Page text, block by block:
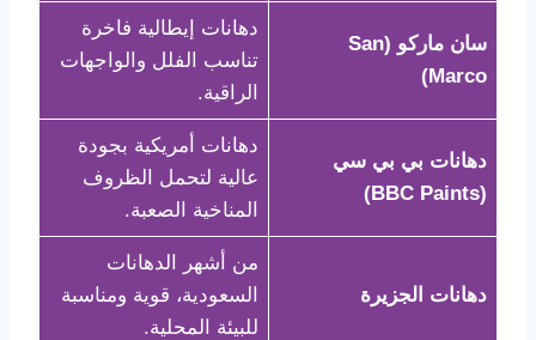
سان ماركو (San
Marco)
دهانات إيطالية فاخرة
تناسب الفلل والواجهات
الراقية.
دهانات بي بي سي
(BBC Paints)
دهانات أمريكية بجودة
عالية لتحمل الظروف
المناخية الصعبة.
دهانات الجزيرة
من أشهر الدهانات
السعودية، قوية ومناسبة
للبيئة المحلية.